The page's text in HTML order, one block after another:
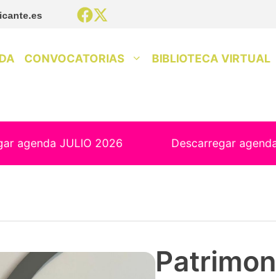
CONVOCATORIAS BIBLIOTECA VIRTUAL
agenda JULIO 2026 Descarregar